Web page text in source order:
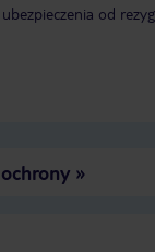
od
»